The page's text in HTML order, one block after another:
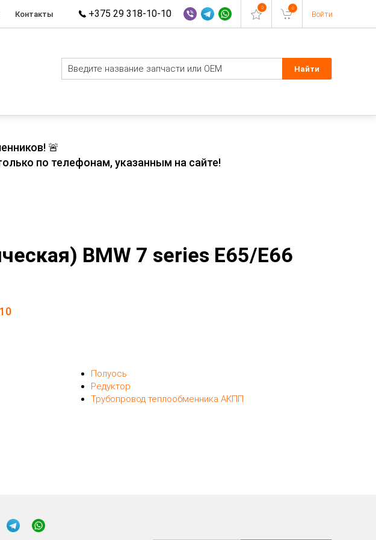
Контакты +375 29 318-10-10 0 0
Войти
🚨
по телефонам, указанным на сайте!
BMW 7 series E65/E66
Полуось
Редуктор
Трубопровод теплообменника АКПП